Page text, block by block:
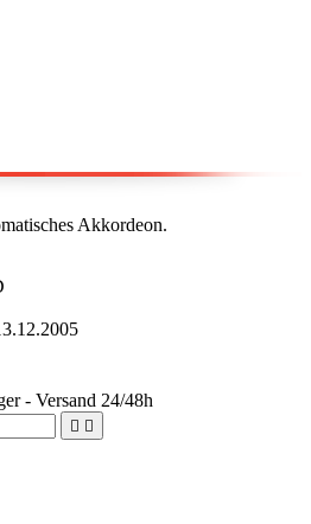
Akkordeon.
- Versand 24/48h
 